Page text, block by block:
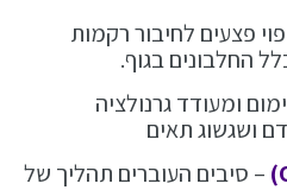
פצעים לחיבור רקמות
ומעודד גרנולציה
ושגשוג תאים
– סיבים העוברים תהליך של